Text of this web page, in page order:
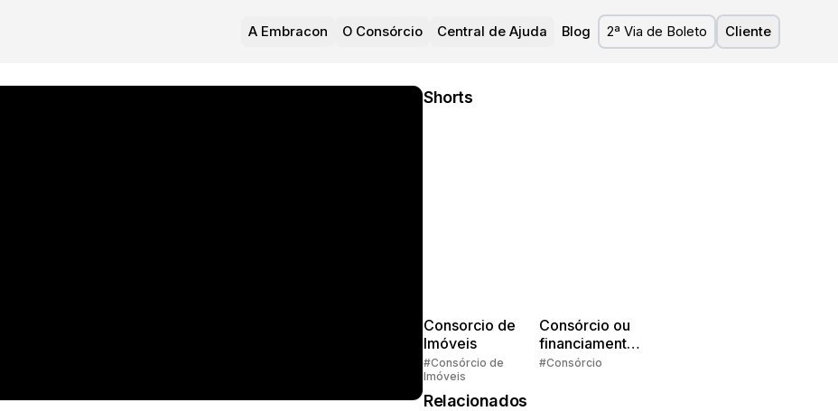
A Embracon O Consórcio Central de Ajuda Blog 2ª Via de Boleto Cliente
Shorts
Consorcio de
Imóveis
#Consórcio de
Imóveis
Consórcio ou
financiamento?
Quem pensa
#Consórcio
Relacionados